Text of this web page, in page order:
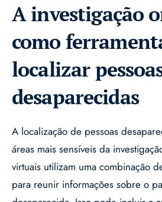
A investigação
como
localizar
desaparecidas
A localização de pessoas
áreas mais sensíveis da
virtuais utilizam uma combinação
para reunir informações sobre o